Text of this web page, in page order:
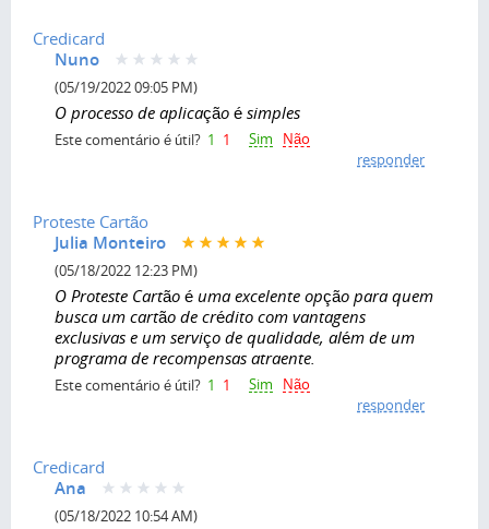
Credicard
Nuno
(05/19/2022 09:05 PM)
O processo de aplicação é simples
Este comentário é útil? 1 1 Sim
Não
responder
Proteste Cartão
Julia Monteiro
(05/18/2022 12:23 PM)
O Proteste Cartão é uma excelente opção para quem
busca um cartão de crédito com vantagens
exclusivas e um serviço de qualidade, além de um
programa de recompensas atraente.
Este comentário é útil? 1 1 Sim
Não
responder
Credicard
Ana
(05/18/2022 10:54 AM)